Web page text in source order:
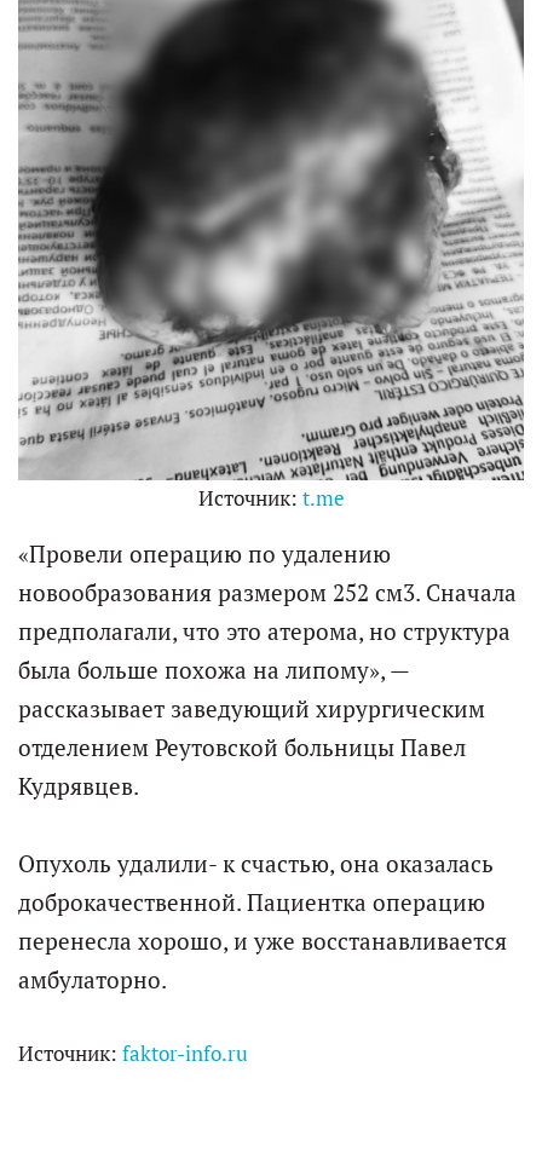
Источник: t.me
«Провели операцию по удалению
новообразования размером 252 см3. Сначала
предполагали, что это атерома, но структура
была больше похожа на липому», —
рассказывает заведующий хирургическим
отделением Реутовской больницы Павел
Кудрявцев.
Опухоль удалили- к счастью, она оказалась
доброкачественной. Пациентка операцию
перенесла хорошо, и уже восстанавливается
амбулаторно.
Источник: faktor-info.ru